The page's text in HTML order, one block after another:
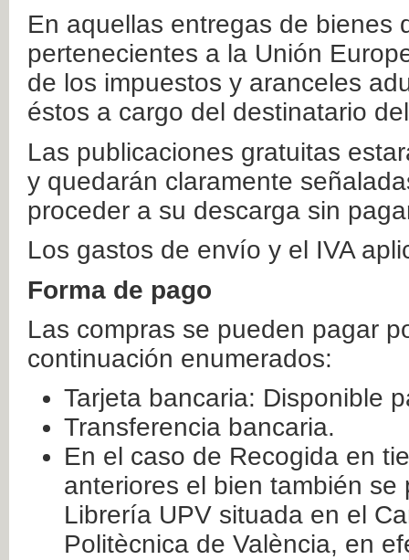
En aquellas entregas de bienes
pertenecientes a la Unión
de los impuestos y aranceles
éstos a cargo del destinatario
Las publicaciones gratuitas
y quedarán claramente
proceder a su descarga sin
Los gastos de envío y el IVA
Forma de pago
Las compras se pueden pagar
continuación enumerados:
Tarjeta bancaria: Disponible
Transferencia bancaria.
En el caso de Recogida en
anteriores el bien también
Librería UPV situada en el
Politècnica de València, en